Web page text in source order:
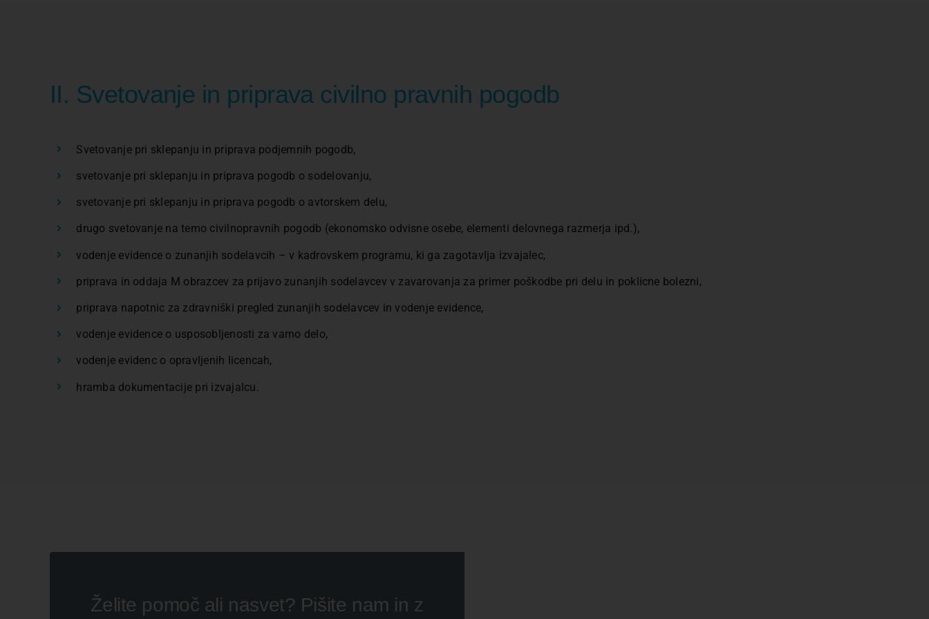
II. Svetovanje in priprava civilno pravnih pogodb
Svetovanje pri sklepanju in priprava podjemnih pogodb,
svetovanje pri sklepanju in priprava pogodb o sodelovanju,
svetovanje pri sklepanju in priprava pogodb o avtorskem delu,
drugo svetovanje na temo civilnopravnih pogodb (ekonomsko odvisne osebe, elementi delovnega razmerja ipd.),
vodenje evidence o zunanjih sodelavcih – v kadrovskem programu, ki ga zagotavlja izvajalec,
priprava in oddaja M obrazcev za prijavo zunanjih sodelavcev v zavarovanja za primer poškodbe pri delu in poklicne bolezni,
priprava napotnic za zdravniški pregled zunanjih sodelavcev in vodenje evidence,
vodenje evidence o usposobljenosti za varno delo,
vodenje evidenc o opravljenih licencah,
hramba dokumentacije pri izvajalcu.
Želite pomoč ali nasvet? Pišite nam in z